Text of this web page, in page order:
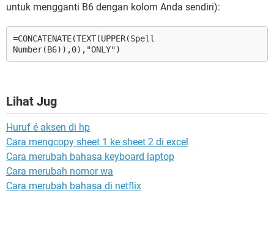
untuk mengganti B6 dengan kolom Anda sendiri):
=CONCATENATE(TEXT(UPPER(Spell
Number(B6)),0),"ONLY")
Lihat Jug
Huruf é aksen di hp
Cara mengcopy sheet 1 ke sheet 2 di excel
Cara merubah bahasa keyboard laptop
Cara merubah nomor wa
Cara merubah bahasa di netflix